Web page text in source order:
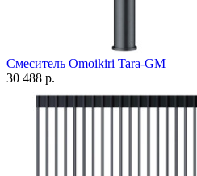
Смеситель Omoikiri Tara-GM
30 488 р.